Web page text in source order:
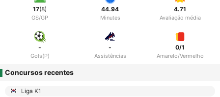
17(8)
GS/GP
44.94
Minutes
4.71
Avaliação média
-
Gols(P)
-
Assistências
0/1
Amarelo/Vermelho
Concursos recentes
Liga K1